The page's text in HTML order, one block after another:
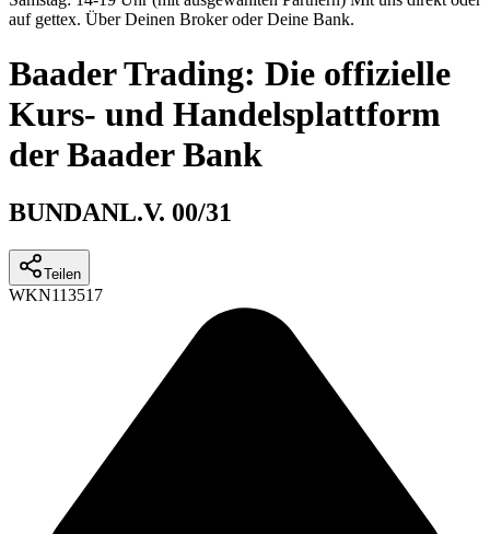
auf gettex. Über Deinen Broker oder Deine Bank.
Baader Trading: Die offizielle
Kurs- und Handelsplattform
der Baader Bank
BUNDANL.V. 00/31
Teilen
WKN113517